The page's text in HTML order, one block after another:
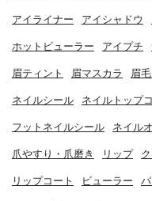
アイライナー アイシャドウ
ホットビューラー アイプチ
眉ティント 眉マスカラ 眉
ネイルシール ネイルトップ
フットネイルシール ネイル
爪やすり・爪磨き リップ
リップコート ビューラー